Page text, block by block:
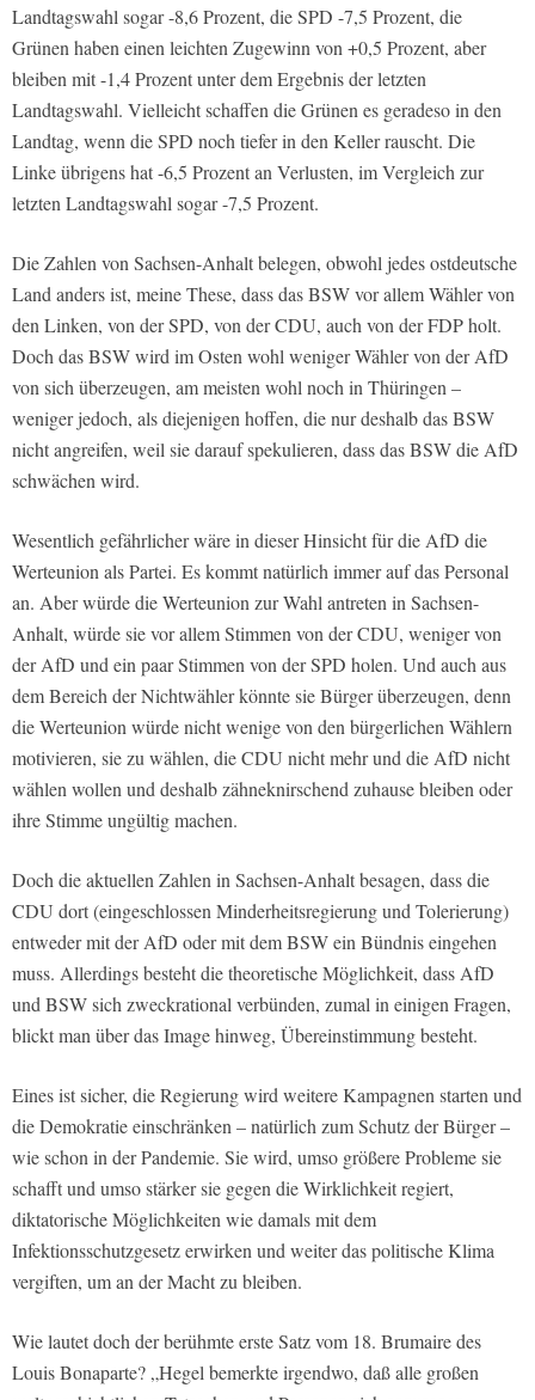
Landtagswahl sogar -8,6 Prozent, die SPD -7,5 Prozent, die
Grünen haben einen leichten Zugewinn von +0,5 Prozent, aber
bleiben mit -1,4 Prozent unter dem Ergebnis der letzten
Landtagswahl. Vielleicht schaffen die Grünen es geradeso in den
Landtag, wenn die SPD noch tiefer in den Keller rauscht. Die
Linke übrigens hat -6,5 Prozent an Verlusten, im Vergleich zur
letzten Landtagswahl sogar -7,5 Prozent.
Die Zahlen von Sachsen-Anhalt belegen, obwohl jedes ostdeutsche
Land anders ist, meine These, dass das BSW vor allem Wähler von
den Linken, von der SPD, von der CDU, auch von der FDP holt.
Doch das BSW wird im Osten wohl weniger Wähler von der AfD
von sich überzeugen, am meisten wohl noch in Thüringen –
weniger jedoch, als diejenigen hoffen, die nur deshalb das BSW
nicht angreifen, weil sie darauf spekulieren, dass das BSW die AfD
schwächen wird.
Wesentlich gefährlicher wäre in dieser Hinsicht für die AfD die
Werteunion als Partei. Es kommt natürlich immer auf das Personal
an. Aber würde die Werteunion zur Wahl antreten in Sachsen-
Anhalt, würde sie vor allem Stimmen von der CDU, weniger von
der AfD und ein paar Stimmen von der SPD holen. Und auch aus
dem Bereich der Nichtwähler könnte sie Bürger überzeugen, denn
die Werteunion würde nicht wenige von den bürgerlichen Wählern
motivieren, sie zu wählen, die CDU nicht mehr und die AfD nicht
wählen wollen und deshalb zähneknirschend zuhause bleiben oder
ihre Stimme ungültig machen.
Doch die aktuellen Zahlen in Sachsen-Anhalt besagen, dass die
CDU dort (eingeschlossen Minderheitsregierung und Tolerierung)
entweder mit der AfD oder mit dem BSW ein Bündnis eingehen
muss. Allerdings besteht die theoretische Möglichkeit, dass AfD
und BSW sich zweckrational verbünden, zumal in einigen Fragen,
blickt man über das Image hinweg, Übereinstimmung besteht.
Eines ist sicher, die Regierung wird weitere Kampagnen starten und
die Demokratie einschränken – natürlich zum Schutz der Bürger –
wie schon in der Pandemie. Sie wird, umso größere Probleme sie
schafft und umso stärker sie gegen die Wirklichkeit regiert,
diktatorische Möglichkeiten wie damals mit dem
Infektionsschutzgesetz erwirken und weiter das politische Klima
vergiften, um an der Macht zu bleiben.
Wie lautet doch der berühmte erste Satz vom 18. Brumaire des
Louis Bonaparte? „Hegel bemerkte irgendwo, daß alle großen